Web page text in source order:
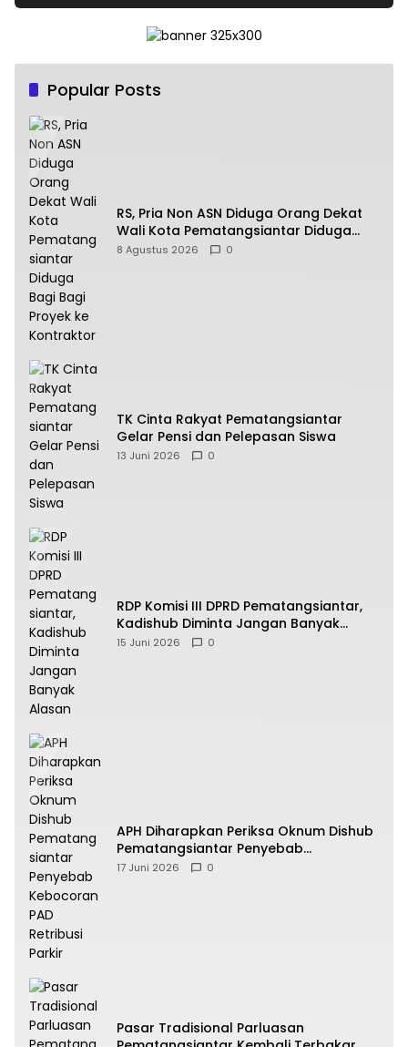
Popular Posts
RS, Pria Non ASN Diduga Orang Dekat
Wali Kota Pematangsiantar Diduga
Bagi Bagi Proyek ke Kontraktor
8 Agustus 2026 0
TK Cinta Rakyat Pematangsiantar
Gelar Pensi dan Pelepasan Siswa
13 Juni 2026 0
RDP Komisi III DPRD Pematangsiantar,
Kadishub Diminta Jangan Banyak
Alasan
15 Juni 2026 0
APH Diharapkan Periksa Oknum Dishub
Pematangsiantar Penyebab
Kebocoran PAD Retribusi Parkir
17 Juni 2026 0
Pasar Tradisional Parluasan